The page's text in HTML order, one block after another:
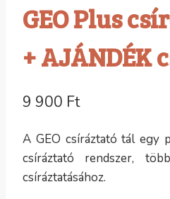
GEO Plus
+ AJÁNDÉK
9 900 Ft
A GEO csíráztató tál egy
csíráztató rendszer,
csíráztatásához.